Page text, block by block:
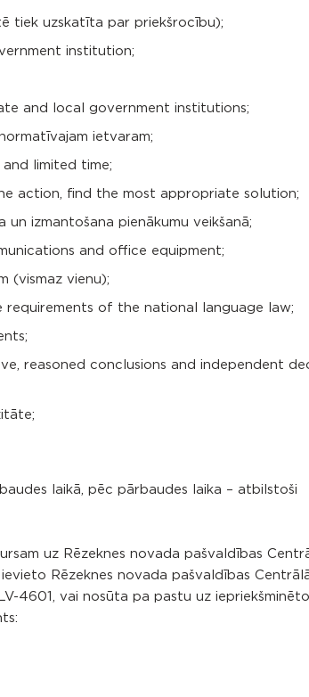
tiek uzskatīta par priekšrocību);
institution;
and local government institutions;
ietvaram;
limited time;
action, find the most appropriate solution;
izmantošana pienākumu veikšanā;
and office equipment;
(vismaz vienu);
of the national language law;
reasoned conclusions and independent
laikā, pēc pārbaudes laika – atbilstoši
uz Rēzeknes novada pašvaldības
Rēzeknes novada pašvaldības
4601, vai nosūta pa pastu uz